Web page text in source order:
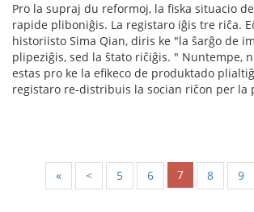
Pro la supraj du reformoj, la fiska situacio
rapide pliboniĝis. La registaro iĝis tre riĉa.
historiisto Sima Qian, diris ke "la ŝarĝo de
plipeziĝis, sed la ŝtato riĉiĝis. " Nuntempe,
estas pro ke la efikeco de produktado
registaro re-distribuis la socian riĉon per la
« < 5 6 7 8 9